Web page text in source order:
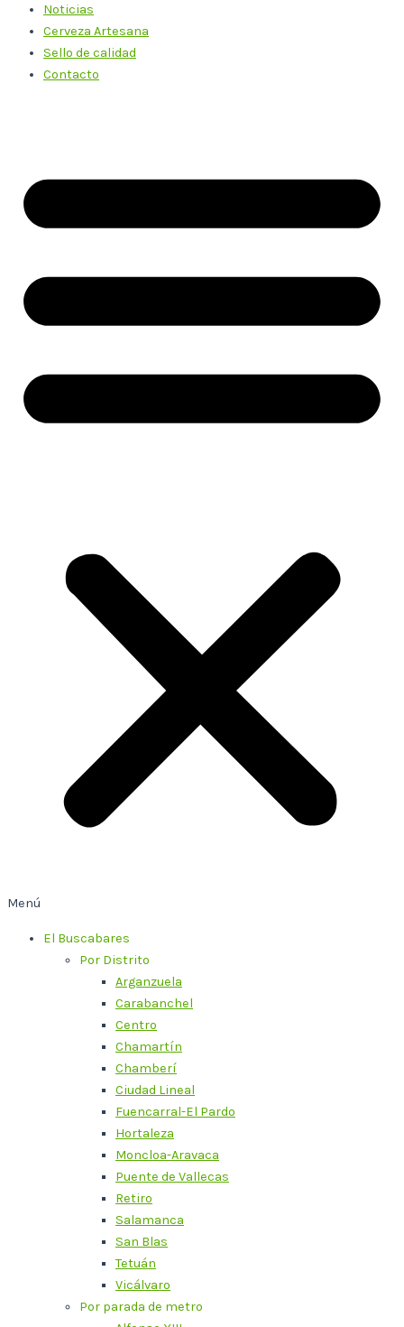
Noticias
Cerveza Artesana
Sello de calidad
Contacto
Menú
El Buscabares
Por Distrito
Arganzuela
Carabanchel
Centro
Chamartín
Chamberí
Ciudad Lineal
Fuencarral-El Pardo
Hortaleza
Moncloa-Aravaca
Puente de Vallecas
Retiro
Salamanca
San Blas
Tetuán
Vicálvaro
Por parada de metro